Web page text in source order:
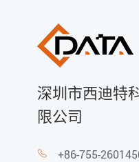
深圳市西迪特
限公司
 +86-755-